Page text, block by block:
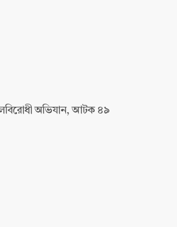
অভিযান, আটক ৪৯